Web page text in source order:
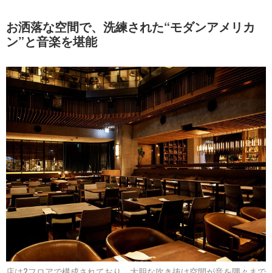
お洒落な空間で、洗練された“モダンアメリカ
ン”と音楽を堪能